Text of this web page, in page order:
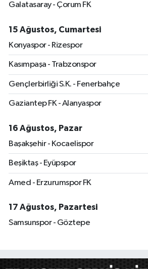
Galatasaray - Çorum FK
15 Ağustos, Cumartesi
Konyaspor - Rizespor
Kasımpaşa - Trabzonspor
Gençlerbirliği S.K. - Fenerbahçe
Gaziantep FK - Alanyaspor
16 Ağustos, Pazar
Başakşehir - Kocaelispor
Beşiktaş - Eyüpspor
Amed - Erzurumspor FK
17 Ağustos, Pazartesi
Samsunspor - Göztepe